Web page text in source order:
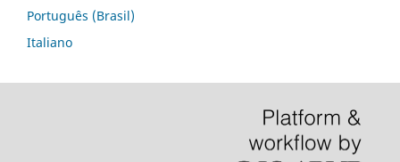
Português (Brasil)
Italiano